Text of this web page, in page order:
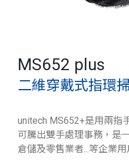
MS652 plus
二維穿戴式指環
unitech MS652+是用兩指
可騰出雙手處理事務，是
倉儲及零售業者...等企業